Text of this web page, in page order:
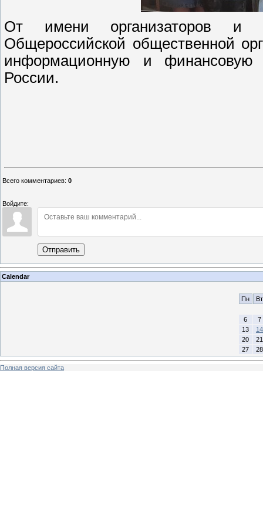
От имени организаторов и
Общероссийской общественной
информационную и финансовую
России.
Всего комментариев: 0
Войдите:
Отправить
Calendar
Пн Вт
6
7
13
14
20
21
27
28
Полная версия сайта